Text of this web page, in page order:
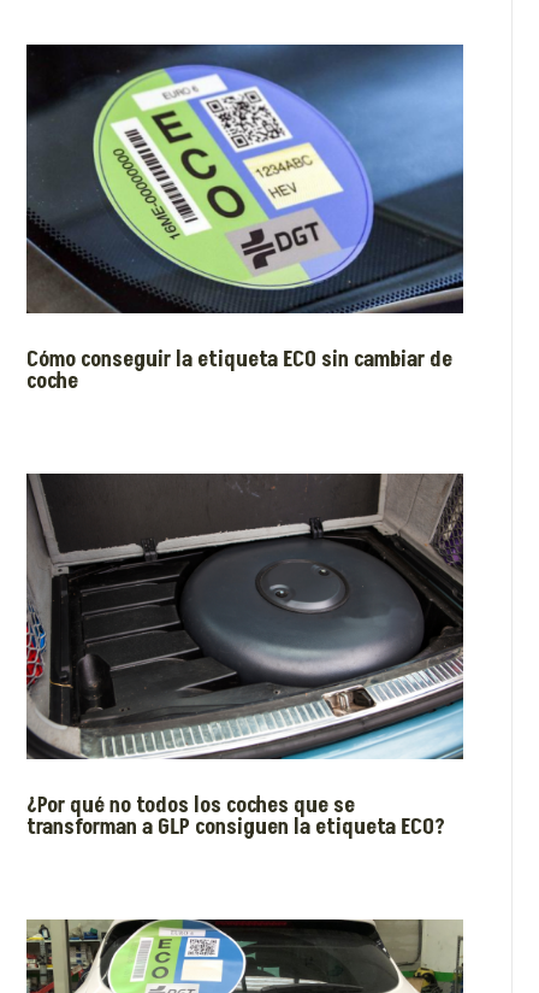
Cómo conseguir la etiqueta ECO sin cambiar de
coche
¿Por qué no todos los coches que se
transforman a GLP consiguen la etiqueta ECO?